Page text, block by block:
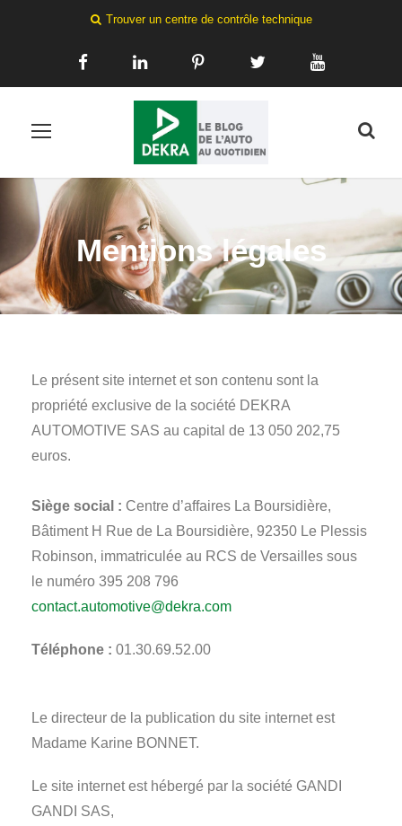
Trouver un centre de contrôle technique
Mentions légales
Le présent site internet et son contenu sont la
propriété exclusive de la société DEKRA
AUTOMOTIVE SAS au capital de 13 050 202,75
euros.
Siège social : Centre d’affaires La Boursidière,
Bâtiment H Rue de La Boursidière, 92350 Le Plessis
Robinson, immatriculée au RCS de Versailles sous
le numéro 395 208 796
contact.automotive@dekra.com
Téléphone : 01.30.69.52.00
Le directeur de la publication du site internet est
Madame Karine BONNET.
Le site internet est hébergé par la société GANDI
GANDI SAS,